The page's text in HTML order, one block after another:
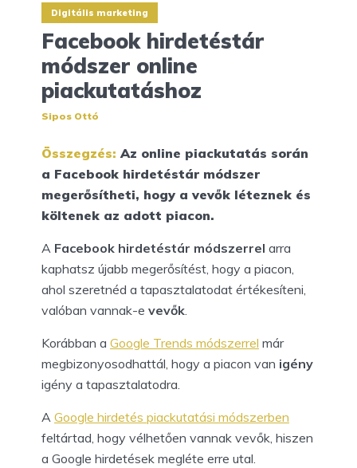
Digitális marketing
Facebook hirdetéstár
módszer online
piackutatáshoz
Sipos Ottó
Összegzés: Az online piackutatás során
a Facebook hirdetéstár módszer
megerősítheti, hogy a vevők léteznek és
költenek az adott piacon.
A Facebook hirdetéstár módszerrel arra
kaphatsz újabb megerősítést, hogy a piacon,
ahol szeretnéd a tapasztalatodat értékesíteni,
valóban vannak-e vevők.
Korábban a Google Trends módszerrel már
megbizonyosodhattál, hogy a piacon van igény
igény a tapasztalatodra.
A Google hirdetés piackutatási módszerben
feltártad, hogy vélhetően vannak vevők, hiszen
a Google hirdetések megléte erre utal.